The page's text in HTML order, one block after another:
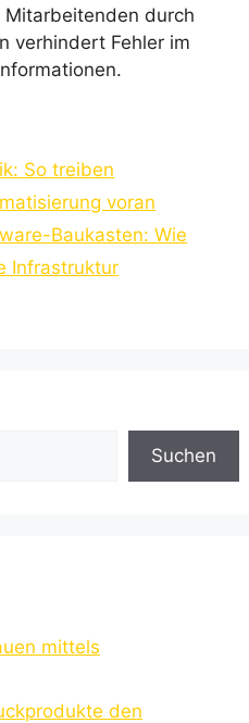
Mitarbeitenden durch
verhindert Fehler im
So treiben
voran
Baukasten: Wie
Infrastruktur
Suchen
mittels
den